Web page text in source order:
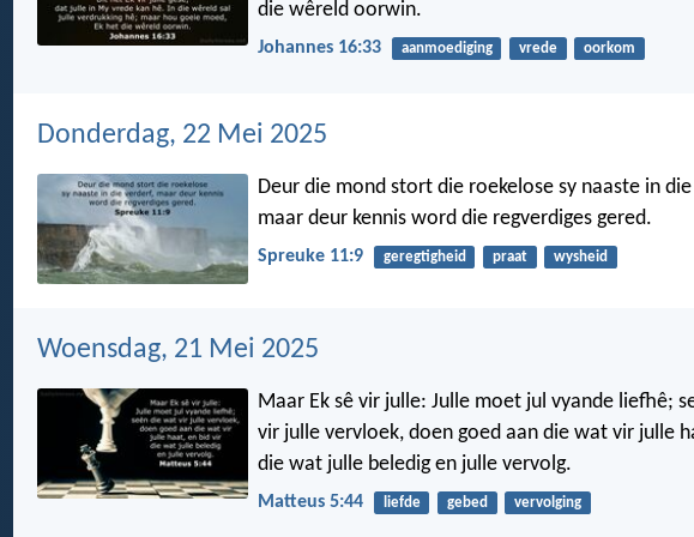
die wêreld oorwin.
Johannes 16:33 aanmoediging vrede oorkom
Donderdag, 22 Mei 2025
Deur die mond stort die roekelose sy naaste in
maar deur kennis word die regverdiges gered.
Spreuke 11:9 geregtigheid praat wysheid
Woensdag, 21 Mei 2025
Maar Ek sê vir julle: Julle moet jul vyande liefhê;
vir julle vervloek, doen goed aan die wat vir julle
die wat julle beledig en julle vervolg.
Matteus 5:44 liefde gebed vervolging